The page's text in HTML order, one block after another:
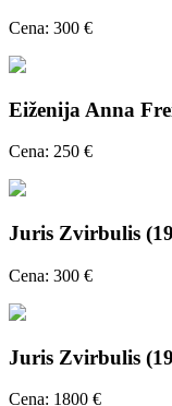
Cena: 300 €
Eiženija Anna
Cena: 250 €
Juris Zvirbulis
Cena: 300 €
Juris Zvirbulis
Cena: 1800 €